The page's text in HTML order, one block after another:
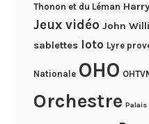
Thonon et du Léman
Jeux vidéo John
sablettes loto Lyre
Nationale OHO
Orchestre Palais